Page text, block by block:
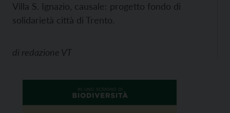
Villa S. Ignazio, causale: progetto fondo di
solidarietà città di Trento.
di redazione VT